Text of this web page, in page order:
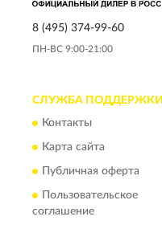
8 (495) 374-99-60
ПН-ВС 9:00-21:00
СЛУЖБА ПОДДЕРЖКИ
Контакты
Карта сайта
Публичная оферта
Пользовательское
соглашение